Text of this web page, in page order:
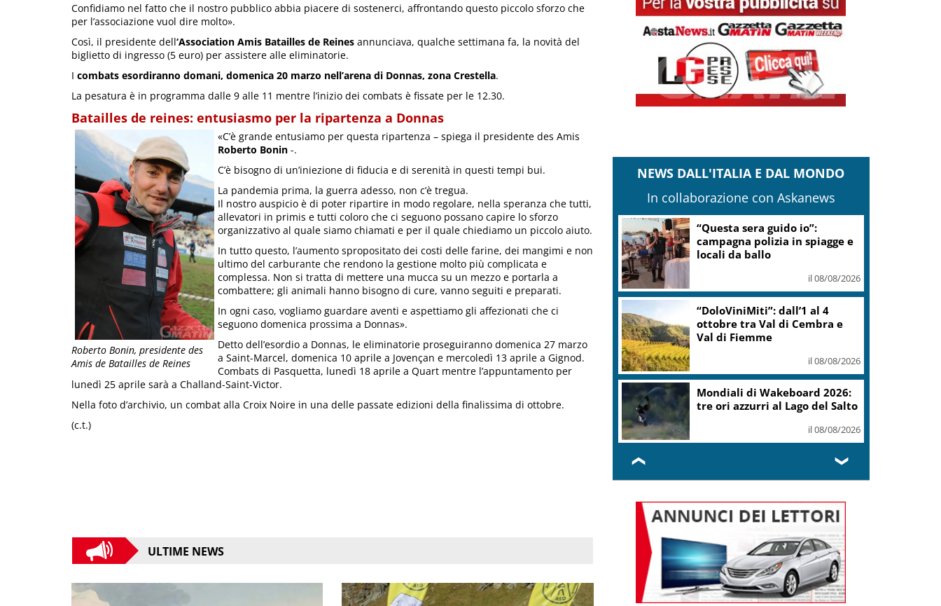
Confidiamo nel fatto che il nostro pubblico abbia piacere di sostenerci, affrontando questo piccolo sforzo che
per l’associazione vuol dire molto».
Così, il presidente dell‘Association Amis Batailles de Reines annunciava, qualche settimana fa, la novità del
biglietto di ingresso (5 euro) per assistere alle eliminatorie.
I combats esordiranno domani, domenica 20 marzo nell’arena di Donnas, zona Crestella.
La pesatura è in programma dalle 9 alle 11 mentre l’inizio dei combats è fissate per le 12.30.
Batailles de reines: entusiasmo per la ripartenza a Donnas
Roberto Bonin, presidente des
Amis de Batailles de Reines
«C’è grande entusiamo per questa ripartenza – spiega il presidente des Amis
Roberto Bonin -.
C’è bisogno di un’iniezione di fiducia e di serenità in questi tempi bui.
La pandemia prima, la guerra adesso, non c’è tregua.
Il nostro auspicio è di poter ripartire in modo regolare, nella speranza che tutti,
allevatori in primis e tutti coloro che ci seguono possano capire lo sforzo
organizzativo al quale siamo chiamati e per il quale chiediamo un piccolo aiuto.
In tutto questo, l’aumento spropositato dei costi delle farine, dei mangimi e non
ultimo del carburante che rendono la gestione molto più complicata e
complessa. Non si tratta di mettere una mucca su un mezzo e portarla a
combattere; gli animali hanno bisogno di cure, vanno seguiti e preparati.
In ogni caso, vogliamo guardare aventi e aspettiamo gli affezionati che ci
seguono domenica prossima a Donnas».
Detto dell’esordio a Donnas, le eliminatorie proseguiranno domenica 27 marzo
a Saint-Marcel, domenica 10 aprile a Jovençan e mercoledì 13 aprile a Gignod.
Combats di Pasquetta, lunedì 18 aprile a Quart mentre l’appuntamento per
lunedì 25 aprile sarà a Challand-Saint-Victor.
Nella foto d’archivio, un combat alla Croix Noire in una delle passate edizioni della finalissima di ottobre.
(c.t.)
ULTIME NEWS
NEWS DALL'ITALIA E DAL MONDO
In collaborazione con Askanews
“Questa sera guido io”:
campagna polizia in spiagge e
locali da ballo
il 08/08/2026
“DoloViniMiti”: dall’1 al 4
ottobre tra Val di Cembra e
Val di Fiemme
il 08/08/2026
Mondiali di Wakeboard 2026:
tre ori azzurri al Lago del Salto
il 08/08/2026
❮ ❯